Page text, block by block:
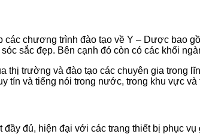
chương trình đào tạo về Y – Dược bao
sắc đẹp. Bên cạnh đó còn có các khối
trường và đào tạo các chuyên gia trong
tín và tiếng nói trong nước, trong khu vực và
đủ, hiện đại với các trang thiết bị phục